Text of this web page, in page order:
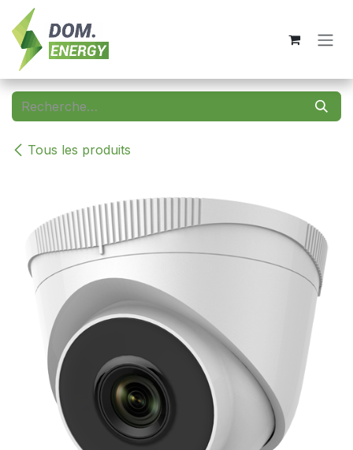
Se rendre au contenu
Tous les produits